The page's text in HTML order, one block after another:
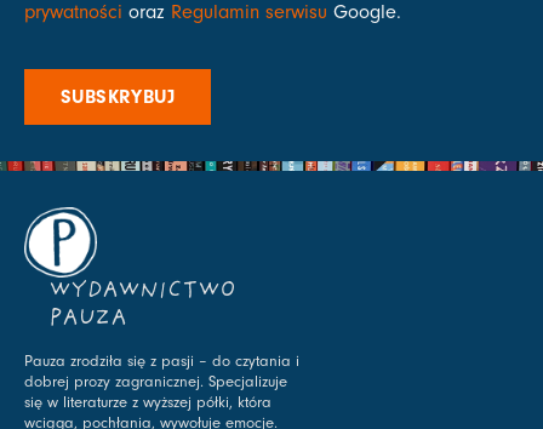
prywatności oraz Regulamin serwisu Google.
SUBSKRYBUJ
WYDAWNICTWO
PAUZA
Pauza zrodziła się z pasji – do czytania i
dobrej prozy zagranicznej. Specjalizuje
się w literaturze z wyższej półki, która
wciąga, pochłania, wywołuje emocje.